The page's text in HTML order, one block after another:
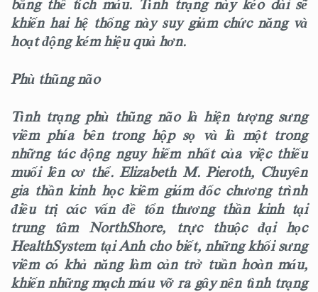
bằng thể tích máu. Tình trạng này kéo dài sẽ
khiến hai hệ thống này suy giảm chức năng và
hoạt động kém hiệu quả hơn.
Phù thũng não
Tình trạng phù thũng não là hiện tượng sưng
viêm phía bên trong hộp sọ và là một trong
những tác động nguy hiểm nhất của việc thiếu
muối lên cơ thể. Elizabeth M. Pieroth, Chuyên
gia thần kinh học kiêm giám đốc chương trình
điều trị các vấn đề tổn thương thần kinh tại
trung tâm NorthShore, trực thuộc đại học
HealthSystem tại Anh cho biết, những khối sưng
viêm có khả năng làm cản trở tuần hoàn máu,
khiến những mạch máu vỡ ra gây nên tình trạng